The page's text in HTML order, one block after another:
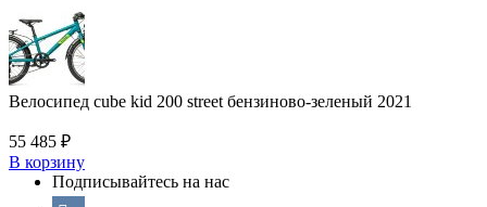
Велосипед cube kid 200 street бензиново-зеленый 2021
55 485 ₽
В корзину
Подписывайтесь на нас